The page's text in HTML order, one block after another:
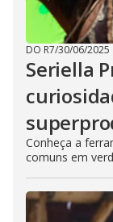
DO R7/30/06/2025
Seriella
Conheça a
comuns em